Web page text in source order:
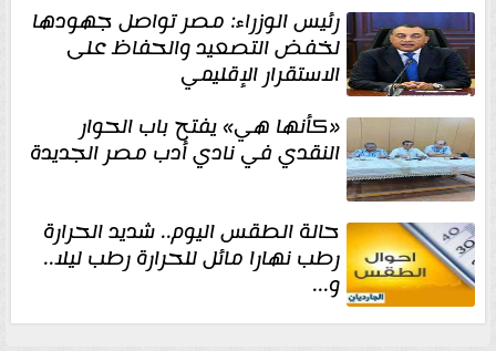
رئيس الوزراء: مصر تواصل جهودها
لخفض التصعيد والحفاظ على
الاستقرار الإقليمي
«كأنها هي» يفتح باب الحوار
النقدي في نادي أدب مصر الجديدة
حالة الطقس اليوم.. شديد الحرارة
رطب نهارا مائل للحرارة رطب ليلا..
و...